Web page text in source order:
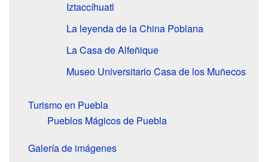
Iztaccíhuatl
La leyenda de la China Poblana
La Casa de Alfeñique
Museo Universitario Casa de los Muñecos
Turismo en Puebla
Pueblos Mágicos de Puebla
Galería de imágenes